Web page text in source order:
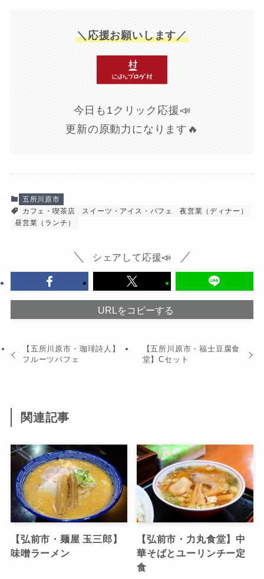
＼応援お願いします／
今日も1クリック応援📣
更新の原動力になります🔥
五所川原市
カフェ・喫茶店
スイーツ・アイス・パフェ
夜営業（ディナー）
昼営業（ランチ）
シェアして応援📣
URLをコピーする
【五所川原市・珈琲詩人】
フルーツパフェ
【五所川原市・福士豆腐食
堂】Cセット
関連記事
【弘前市・麺屋 玉三郎】
味噌ラーメン
【弘前市・力丸食堂】中
華そばとユーリンチー定
食